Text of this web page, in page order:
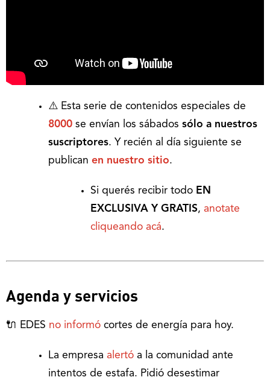
⚠️ Esta serie de contenidos especiales de
8000 se envían los sábados sólo a nuestros
suscriptores. Y recién al día siguiente se
publican en nuestro sitio.
Si querés recibir todo EN
EXCLUSIVA Y GRATIS, anotate
cliqueando acá.
Agenda y servicios
🔌 EDES no informó cortes de energía para hoy.
La empresa alertó a la comunidad ante
intentos de estafa. Pidió desestimar